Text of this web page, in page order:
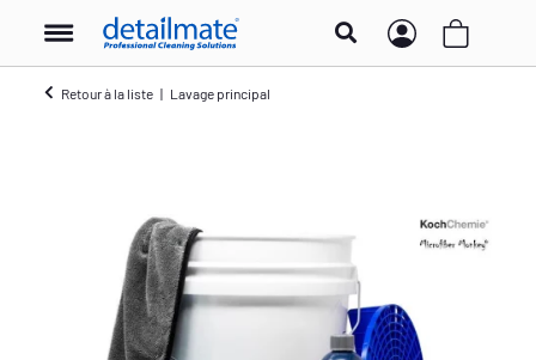
Retour à la liste Lavage principal